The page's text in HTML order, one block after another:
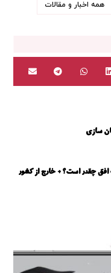
همه اخبار و مقالات
سازی
افق چقدر است؟ + خارج از کشور